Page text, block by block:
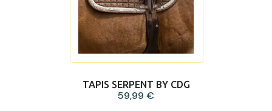
TAPIS SERPENT BY CDG
59,99 €